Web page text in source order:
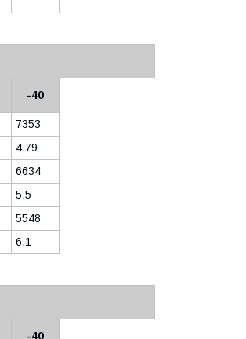
-40
7353
4,79
6634
5,5
5548
6,1
-40